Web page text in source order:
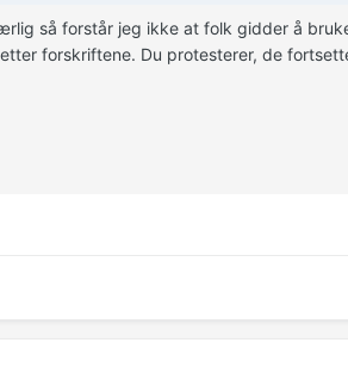
så forstår jeg ikke at folk gidder å
forskriftene. Du protesterer, de